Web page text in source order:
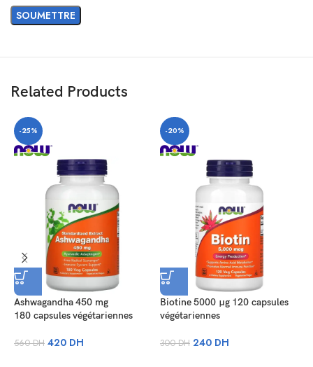
Related Products
-25%
Ashwagandha 450 mg
180 capsules végétariennes
560DH 420 DH
-20%
Biotine 5000 µg 120 capsules
végétariennes
300DH 240 DH